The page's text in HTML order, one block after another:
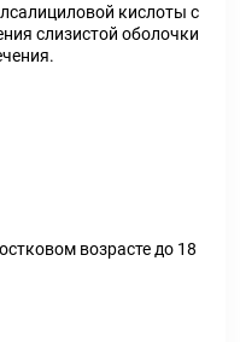
кислоты с
слизистой оболочки
возрасте до 18